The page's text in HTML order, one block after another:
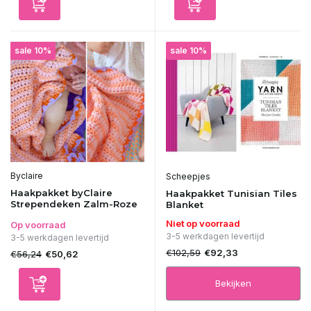
sale 10%
Byclaire
Haakpakket byClaire
Strependeken Zalm-Roze
Op voorraad
3-5 werkdagen levertijd
€56,24 €50,62
sale 10%
Scheepjes
Haakpakket Tunisian Tiles
Blanket
Niet op voorraad
3-5 werkdagen levertijd
€102,59 €92,33
Bekijken